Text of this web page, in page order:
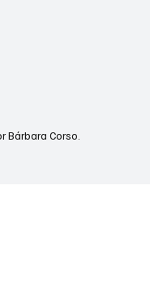
Bárbara Corso.